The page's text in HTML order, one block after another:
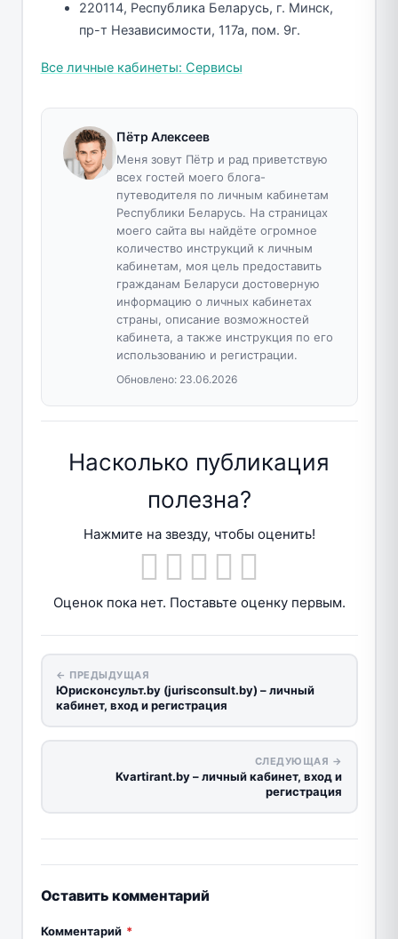
220114, Республика Беларусь, г. Минск,
пр-т Независимости, 117а, пом. 9г.
Все личные кабинеты: Сервисы
Пётр Алексеев
Меня зовут Пётр и рад приветствую
всех гостей моего блога-
путеводителя по личным кабинетам
Республики Беларусь. На страницах
моего сайта вы найдёте огромное
количество инструкций к личным
кабинетам, моя цель предоставить
гражданам Беларуси достоверную
информацию о личных кабинетах
страны, описание возможностей
кабинета, а также инструкция по его
использованию и регистрации.
Обновлено: 23.06.2026
Насколько публикация
полезна?
Нажмите на звезду, чтобы оценить!
Оценок пока нет. Поставьте оценку первым.
← ПРЕДЫДУЩАЯ
Юрисконсульт.by (jurisconsult.by) – личный
кабинет, вход и регистрация
СЛЕДУЮЩАЯ →
Kvartirant.by – личный кабинет, вход и
регистрация
Оставить комментарий
Комментарий *